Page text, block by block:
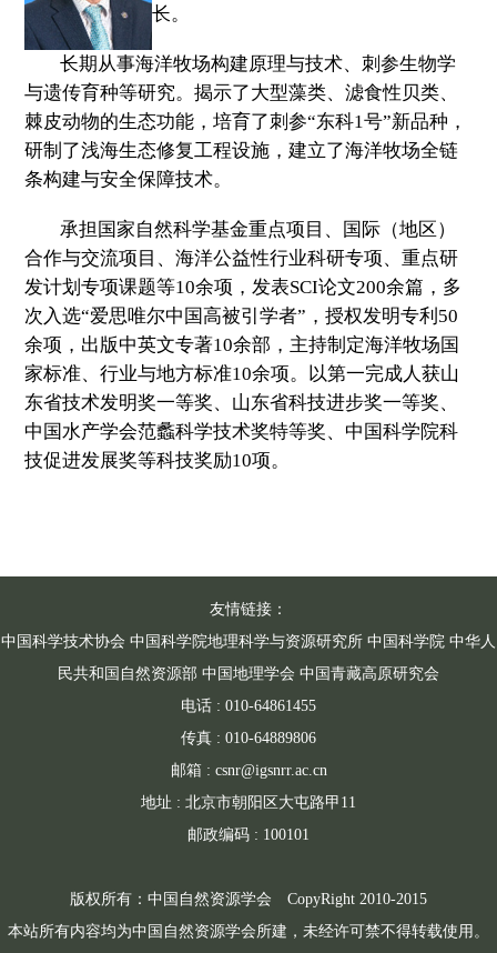
长。
长期从事海洋牧场构建原理与技术、刺参生物学
与遗传育种等研究。揭示了大型藻类、滤食性贝类、
棘皮动物的生态功能，培育了刺参“东科1号”新品种，
研制了浅海生态修复工程设施，建立了海洋牧场全链
条构建与安全保障技术。
承担国家自然科学基金重点项目、国际（地区）
合作与交流项目、海洋公益性行业科研专项、重点研
发计划专项课题等10余项，发表SCI论文200余篇，多
次入选“爱思唯尔中国高被引学者”，授权发明专利 50
余项，出版中英文专著10余部，主持制定海洋牧场国
家标准、行业与地方标准10余项。以第一完成人获山
东省技术发明奖一等奖、山东省科技进步奖一等奖、
中国水产学会范蠡科学技术奖特等奖、中国科学院科
技促进发展奖等科技奖励10项。
友情链接：
中国科学技术协会 中国科学院地理科学与资源研究所 中国科学院 中华人
民共和国自然资源部 中国地理学会 中国青藏高原研究会
电话 : 010-64861455
传真 : 010-64889806
邮箱 : csnr@igsnrr.ac.cn
地址 : 北京市朝阳区大屯路甲11
邮政编码 : 100101
版权所有：中国自然资源学会 CopyRight 2010-2015
本站所有内容均为中国自然资源学会所建，未经许可禁不得转载使用。